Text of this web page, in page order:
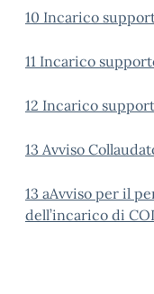
10 Incarico
11 Incarico
12 Incarico
13 Avviso
13 aAvviso per il
dell’incarico di